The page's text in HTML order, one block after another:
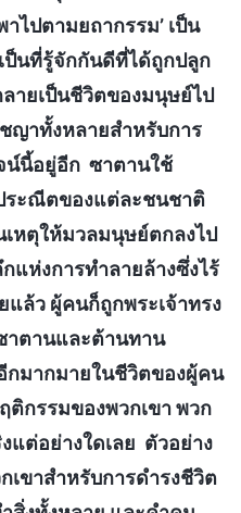
ไปตามยถากรรม’ เป็น
ป็นที่รู้จักกันดีที่ได้ถูกปลูก
ายเป็นชีวิตของมนุษย์ไป
ญาทั้งหลายสำหรับการ
น์นี้อยู่อีก ซาตานใช้
ะณีตของแต่ละชนชาติ
เหตุให้มวลมนุษย์ตกลงไป
ห่งการทำลายล้างซึ่งไร้
ล้ว ผู้คนก็ถูกพระเจ้าทรง
าตานและต้านทาน
กมากมายในชีวิตของผู้คน
กรรมของพวกเขา พวก
แต่อย่างใดเลย ตัวอย่าง
เขาสำหรับการดำรงชีวิต